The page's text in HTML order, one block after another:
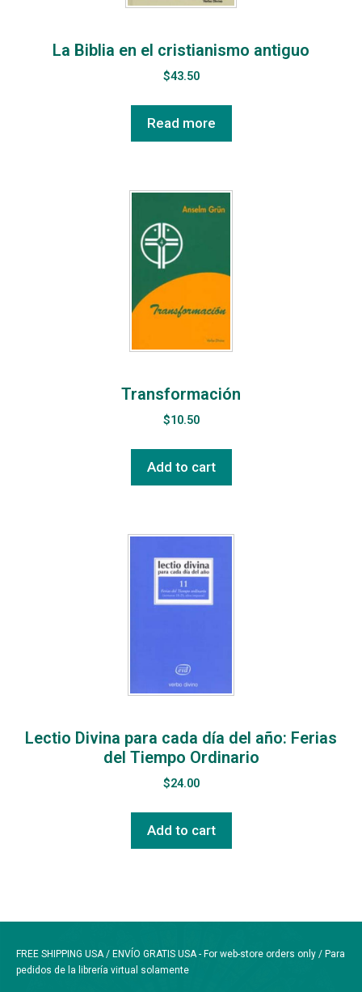
La Biblia en el cristianismo antiguo
$43.50
Read more
Transformación
$10.50
Add to cart
Lectio Divina para cada día del año: Ferias
del Tiempo Ordinario
$24.00
Add to cart
FREE SHIPPING USA / ENVÍO GRATIS USA - For web-store orders only / Para
pedidos de la librería virtual solamente